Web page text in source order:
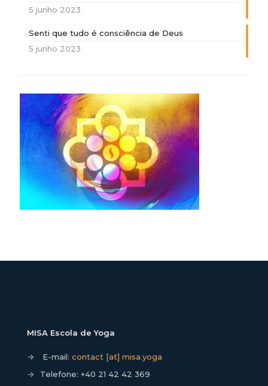
5 junho 2023
Senti que tudo é consciência de Deus
5 junho 2023
MISA Escola de Yoga
→ E-mail: contact [at] misa.yoga
→
Telefone: +40 21 42 42 369